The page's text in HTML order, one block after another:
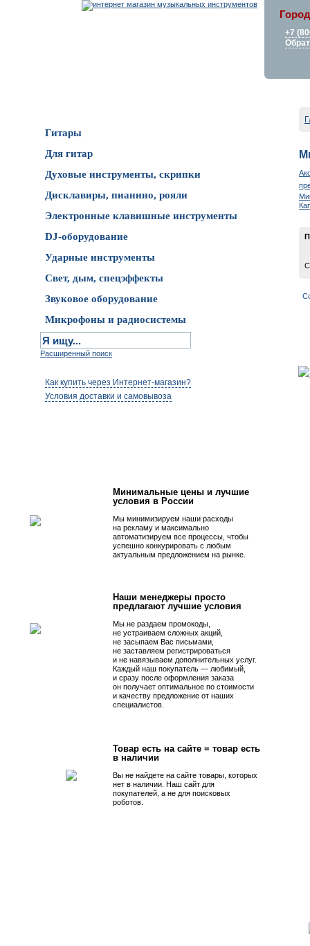
+7
Гитары
Для гитар
Духовые инструменты, скрипки
Дисклавиры, пианино, рояли
Электронные клавишные инструменты
DJ-оборудование
Ударные инструменты
Свет, дым, спецэффекты
Звуковое оборудование
Микрофоны и радиосистемы
Расширенный поиск
Как купить через Интернет-магазин?
Условия доставки и самовывоза
Минимальные цены и лучшие
условия в России
Мы минимизируем наши расходы
на рекламу и максимально
автоматизируем все процессы, чтобы
успешно конкурировать с любым
актуальным предложением на рынке.
Наши менеджеры просто
предлагают лучшие условия
Мы не раздаем промокоды,
не устраиваем сложных акций,
не засыпаем Вас письмами,
не заставляем регистрироваться
и не навязываем дополнительных услуг.
Каждый наш покупатель — любимый,
и сразу после оформления заказа
он получает оптимальное по стоимости
и качеству предложение от наших
специалистов.
Товар есть на сайте = товар есть
в наличии
Вы не найдете на сайте товары, которых
нет в наличии. Наш сайт для
покупателей, а не для поисковых
роботов.